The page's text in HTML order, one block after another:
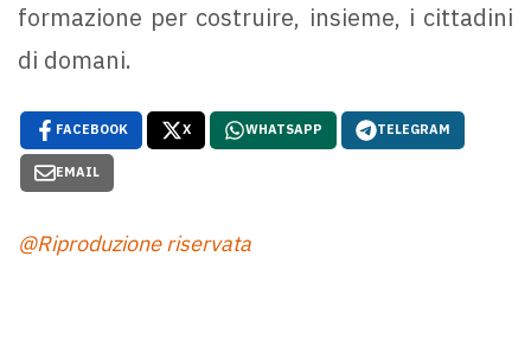
formazione per costruire, insieme, i cittadini
di domani.
FACEBOOK X WHATSAPP TELEGRAM
EMAIL
@Riproduzione riservata